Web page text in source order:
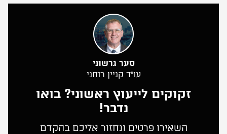
סער גרשוני
עו”ד קניין רוחני
זקוקים לייעוץ ראשוני? בואו
נדבר!
השאירו פרטים ונחזור אליכם בהקדם